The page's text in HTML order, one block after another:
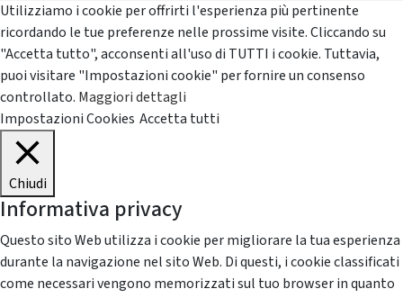
Utilizziamo i cookie per offrirti l'esperienza più pertinente
ricordando le tue preferenze nelle prossime visite. Cliccando su
"Accetta tutto", acconsenti all'uso di TUTTI i cookie. Tuttavia,
puoi visitare "Impostazioni cookie" per fornire un consenso
controllato. Maggiori dettagli
Impostazioni Cookies Accetta tutti
Chiudi
Informativa privacy
Questo sito Web utilizza i cookie per migliorare la tua esperienza
durante la navigazione nel sito Web. Di questi, i cookie classificati
come necessari vengono memorizzati sul tuo browser in quanto